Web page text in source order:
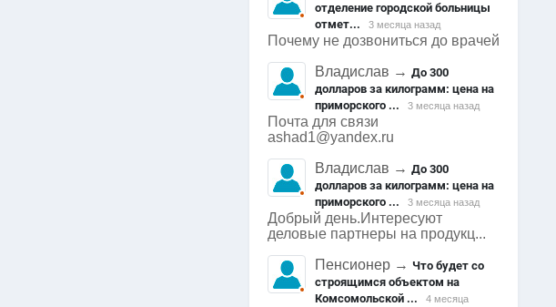
отделение городской больницы
отмет...
3 месяца назад
Почему не дозвониться до врачей
Владислав →До 300
долларов за килограмм: цена на
приморского ...
3 месяца назад
Почта для связи
ashad1@yandex.ru
Владислав →До 300
долларов за килограмм: цена на
приморского ...
3 месяца назад
Добрый день.Интересуют
деловые партнеры на продукц...
Пенсионер →Что будет со
строящимся объектом на
Комсомольской ...
4 месяца